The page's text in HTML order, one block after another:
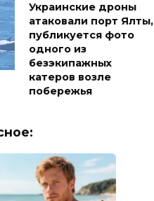
Украинские дроны
атаковали порт Ялты,
публикуется фото
одного из
безэкипажных
катеров возле
побережья